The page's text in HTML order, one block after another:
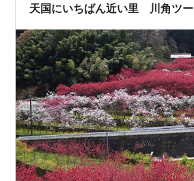
天国にいちばん近い里 川角ツー